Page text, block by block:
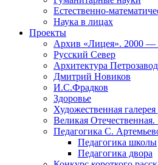
Естественно-
Наука в лицах
Проекты
Архив «Лицея». 2000 —
Русский Север
Архитектура
Дмитрий Новиков
И.С.Фрадков
Здоровье
Художественная
Великая
Педагогика С.
Педагогика школы
Педагогика двора